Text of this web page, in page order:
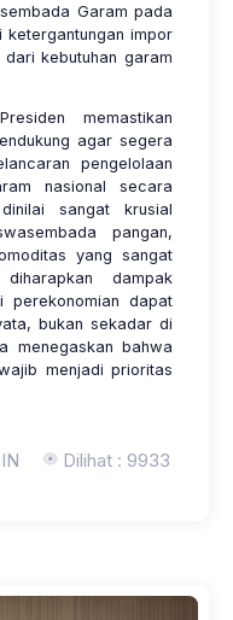
Garam pada
ketergantungan impor
kebutuhan garam
memastikan
agar segera
pengelolaan
nasional secara
sangat krusial
pangan,
yang sangat
dampak
perekonomian dapat
bukan sekadar di
menegaskan bahwa
menjadi prioritas
Dilihat : 9933